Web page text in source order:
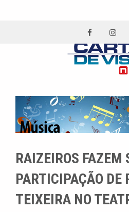
RAIZEIROS FAZEM
PARTICIPAÇÃO DE
TEIXEIRA NO